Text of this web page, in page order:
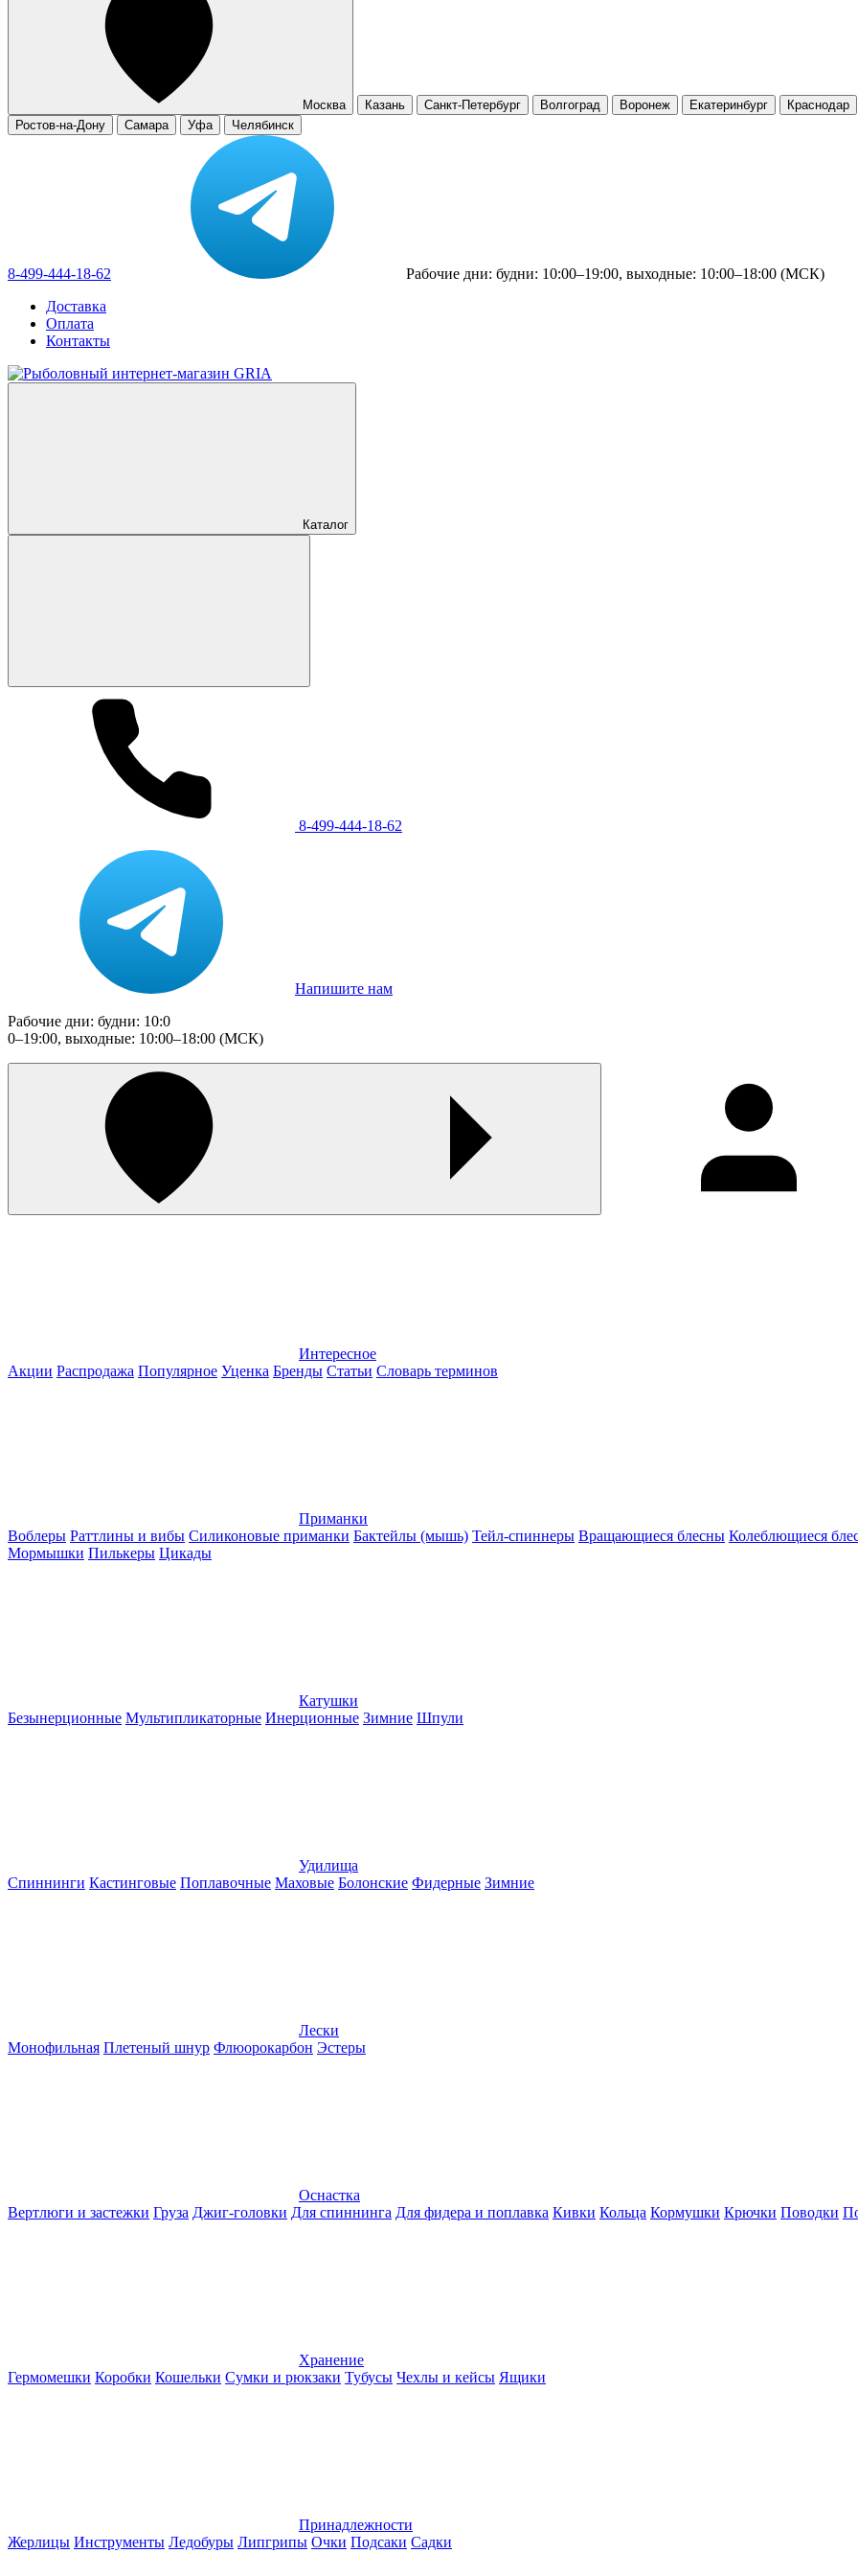
Москва Казань Санкт-Петербург Волгоград Воронеж Екатеринбург Краснодар
Ростов-на-Дону
Самара Уфа Челябинск
8-499-444-18-62
Рабочие дни: будни: 10:00–19:00, выходные: 10:00–18:00 (МСК)
Доставка
Оплата
Контакты
Каталог
8-499-444-18-62
Напишите нам
Рабочие дни: будни: 10:0
0–19:00, выходные: 10:00–18:00 (МСК)
Интересное
Акции Распродажа Популярное Уценка Бренды Статьи Словарь терминов
Приманки
Воблеры Раттлины и вибы Силиконовые приманки Бактейлы (мышь) Тейл-спиннеры Вращающиеся блесны Колеблющиеся
Мормышки Пилькеры Цикады
Катушки
Безынерционные Мультипликаторные Инерционные Зимние Шпули
Удилища
Спиннинги Кастинговые Поплавочные Маховые Болонские Фидерные Зимние
Лески
Монофильная Плетеный шнур Флюорокарбон Эстеры
Оснастка
Вертлюги и застежки Груза Джиг-головки Для спиннинга Для фидера и поплавка Кивки Кольца Кормушки Крючки Поводки
Хранение
Гермомешки Коробки Кошельки Сумки и рюкзаки Тубусы Чехлы и кейсы Ящики
Принадлежности
Жерлицы Инструменты Ледобуры Липгрипы Очки Подсаки Садки